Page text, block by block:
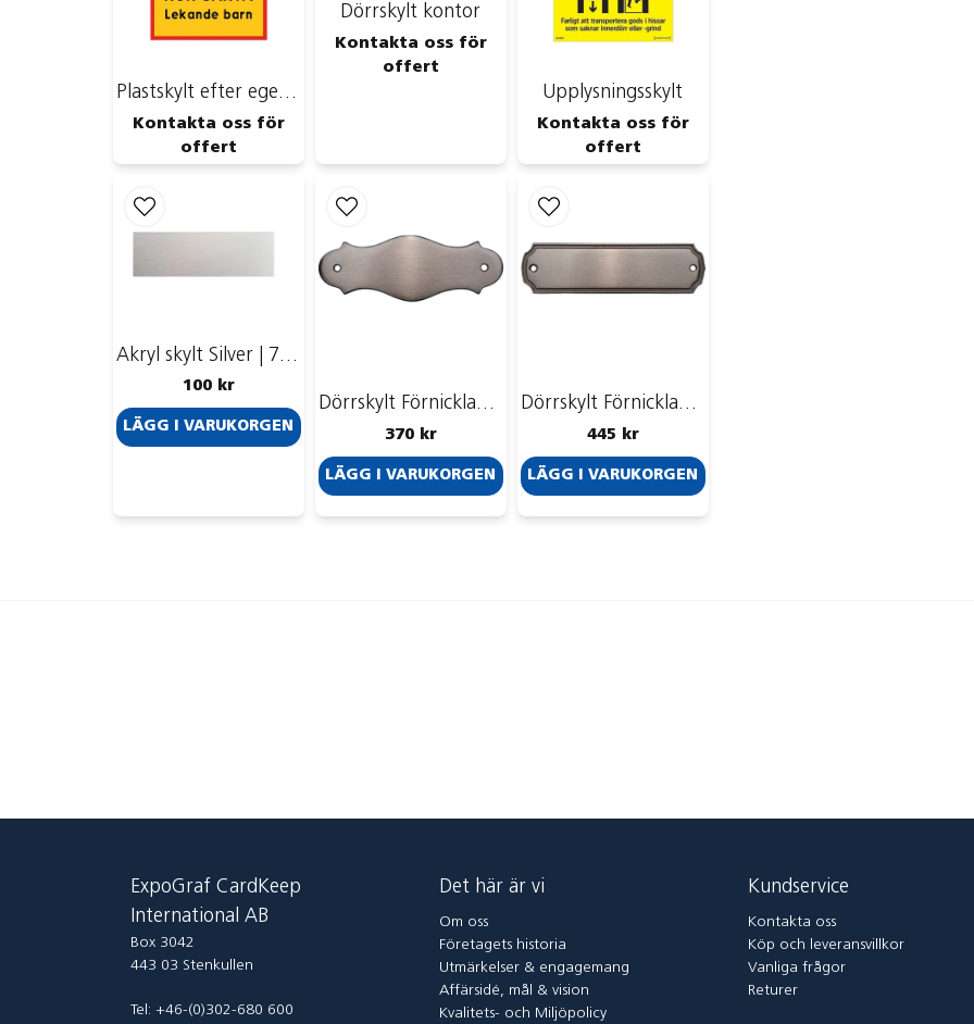
Plastskylt efter egen design
Kontakta oss för
offert
Dörrskylt kontor
Kontakta oss för
offert
Upplysningsskylt
Kontakta oss för
offert
Akryl skylt Silver | 70x25mm
100 kr
LÄGG I VARUKORGEN
Dörrskylt Förnicklad mässing | 120x40mm
370 kr
LÄGG I VARUKORGEN
Dörrskylt Förnicklad mässing | 155x45mm
445 kr
LÄGG I VARUKORGEN
ExpoGraf CardKeep
International AB
Box 3042
443 03 Stenkullen
Tel: +46-(0)302-680 600
Det här är vi
Om oss
Företagets historia
Utmärkelser & engagemang
Affärsidé, mål & vision
Kvalitets- och Miljöpolicy
Kundservice
Kontakta oss
Köp och leveransvillkor
Vanliga frågor
Returer